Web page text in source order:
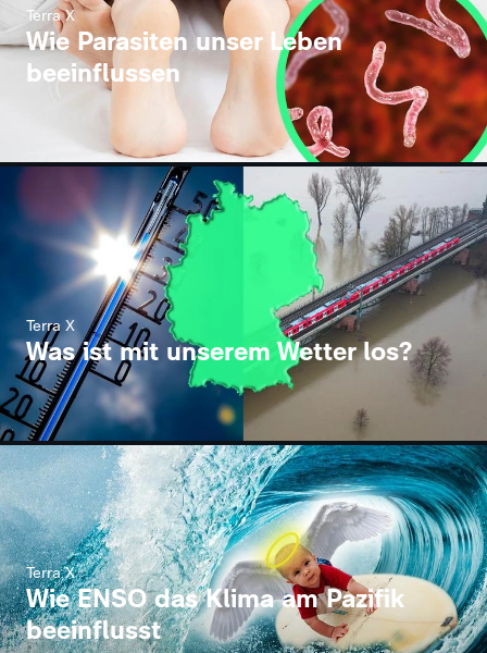
Terra X
Wie Parasiten unser Leben
beeinflussen
Terra X
Was ist mit unserem Wetter los?
Terra X
Wie ENSO das Klima am Pazifik
beeinflusst